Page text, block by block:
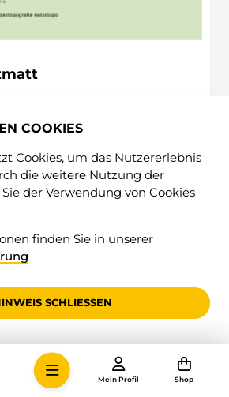
COOKIES
Cookies, um das Nutzererlebnis
die weitere Nutzung der
der Verwendung von Cookies
finden Sie in unserer
SCHLIESSEN
Mein Profil Shop